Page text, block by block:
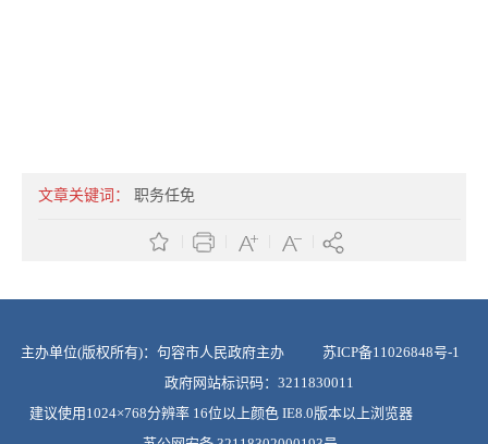
文章关键词： 职务任免
主办单位(版权所有)：句容市人民政府主办 苏ICP备11026848号-1
政府网站标识码：3211830011
建议使用1024×768分辨率 16位以上颜色 IE8.0版本以上浏览器